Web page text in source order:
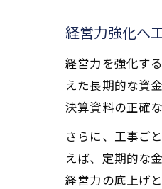
経営力強化へ
経営力を強化す
えた長期的な資
決算資料の正確
さらに、工事ご
えば、定期的な
経営力の底上げ